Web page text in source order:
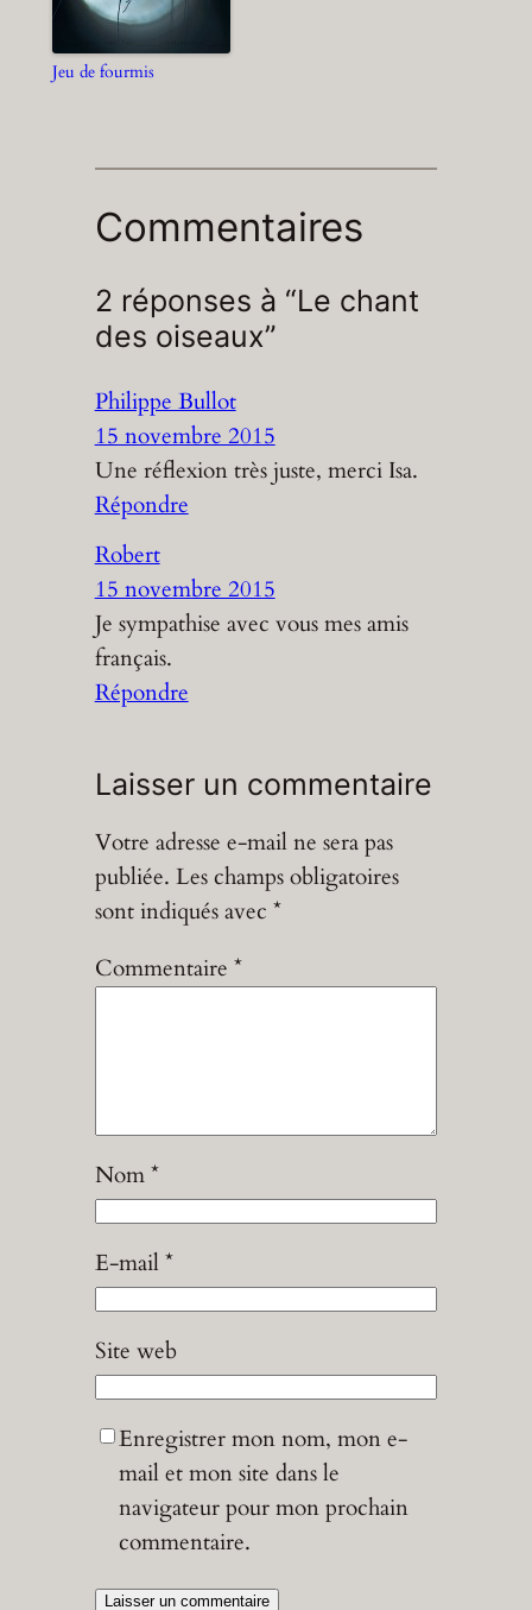
Jeu de fourmis
Commentaires
2 réponses à “Le chant
des oiseaux”
Philippe Bullot
15 novembre 2015
Une réflexion très juste, merci Isa.
Répondre
Robert
15 novembre 2015
Je sympathise avec vous mes amis
français.
Répondre
Laisser un commentaire
Votre adresse e-mail ne sera pas
publiée. Les champs obligatoires
sont indiqués avec *
Commentaire *
Nom*
E-mail*
Site web
Enregistrer mon nom, mon e-
mail et mon site dans le
navigateur pour mon prochain
commentaire.